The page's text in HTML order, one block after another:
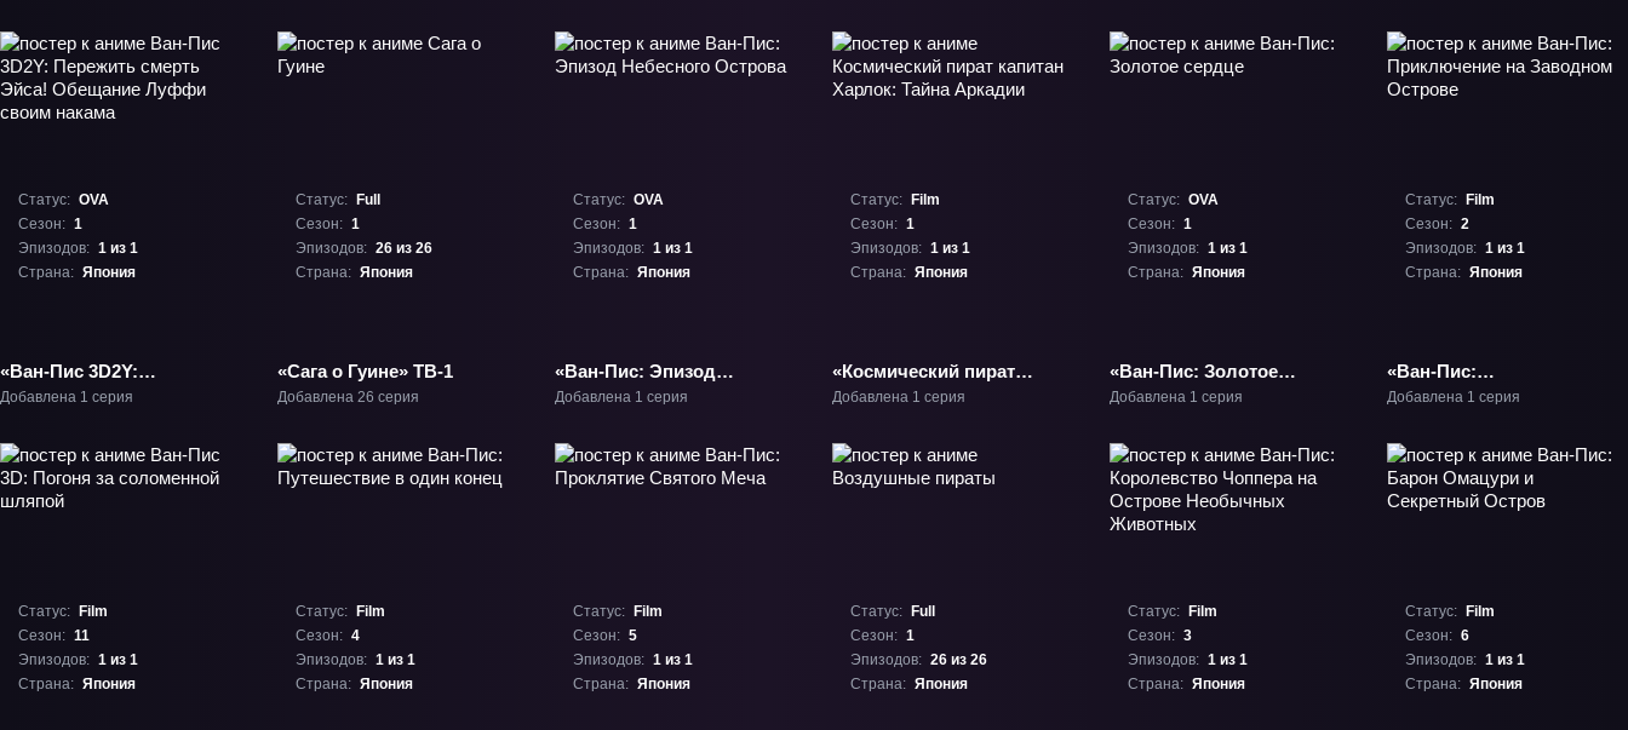
его команды» ОВА-1
Статус: OVA
Сезон: 1
Эпизодов: 1 из 1
Страна: Япония
«Ван-Пис 3D2Y:
Пережить смерть Эйса!
своим накама» ОВА-1
Добавлена 1 серия
Статус:
Full
Сезон: 1
Эпизодов: 26 из 26
Страна: Япония
«Сага о Гуине» ТВ-1
Добавлена 26 серия
Статус: OVA
Сезон: 1
Эпизодов: 1 из 1
Страна: Япония
«Ван-Пис: Эпизод
Небесного Острова»
Добавлена 1 серия
Статус:
Film
Сезон: 1
Эпизодов: 1 из 1
Страна: Япония
«Космический пират
капитан Харлок: Тайна
Добавлена 1 серия
Статус: OVA
Сезон: 1
Эпизодов: 1 из 1
Страна: Япония
«Ван-Пис: Золотое
сердце» ОВА-1
Добавлена 1 серия
Статус:
Film
Сезон: 2
Эпизодов: 1 из 1
Страна: Япония
«Ван-Пис:
Приключение на
Фильм-2
Добавлена 1 серия
Статус:
Film
Сезон: 11
Эпизодов: 1 из 1
Страна: Япония
Статус:
Film
Сезон: 4
Эпизодов: 1 из 1
Страна: Япония
Статус:
Film
Сезон: 5
Эпизодов: 1 из 1
Страна: Япония
Статус:
Full
Сезон: 1
Эпизодов: 26 из 26
Страна: Япония
Статус:
Film
Сезон: 3
Эпизодов: 1 из 1
Страна: Япония
Статус:
Film
Сезон: 6
Эпизодов: 1 из 1
Страна: Япония